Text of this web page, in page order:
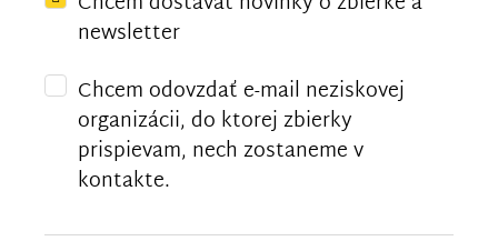
newsletter
Chcem odovzdať e-mail neziskovej
organizácii, do ktorej zbierky
prispievam, nech zostaneme v
kontakte.